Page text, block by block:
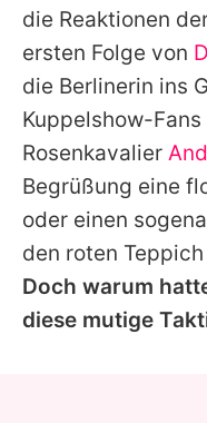
die Reaktionen
ersten Folge von
die Berlinerin ins
Kuppelshow-
Rosenkavalier
Begrüßung eine
oder einen
den roten
Doch warum
diese mutige